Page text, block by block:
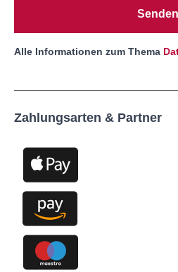
Senden
Alle Informationen zum Thema
Zahlungsarten & Partner